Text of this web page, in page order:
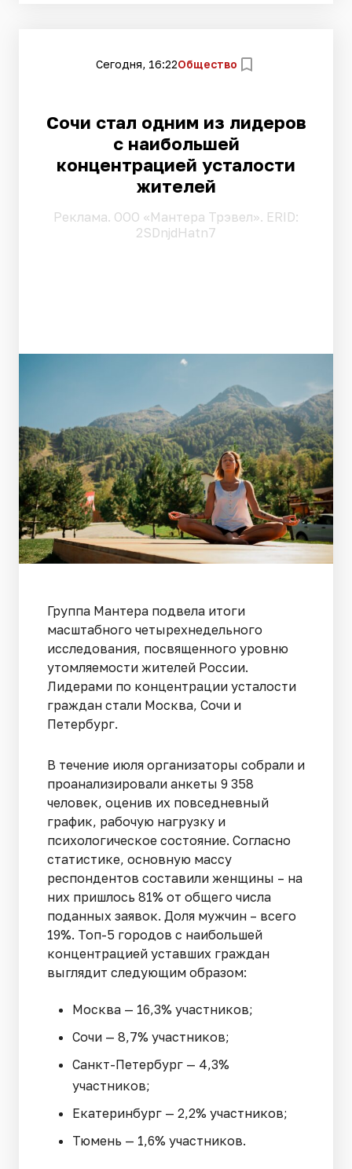
Сегодня, 16:22Общество
Сочи стал одним из лидеров
с наибольшей
концентрацией усталости
жителей
Pеклама. ООО «Мантера Трэвел». ERID:
2SDnjdHatn7
Группа Мантера подвела итоги
масштабного четырехнедельного
исследования, посвященного уровню
утомляемости жителей России.
Лидерами по концентрации усталости
граждан стали Москва, Сочи и
Петербург.
В течение июля организаторы собрали и
проанализировали анкеты 9 358
человек, оценив их повседневный
график, рабочую нагрузку и
психологическое состояние. Согласно
статистике, основную массу
респондентов составили женщины – на
них пришлось 81% от общего числа
поданных заявок. Доля мужчин – всего
19%. Топ-5 городов с наибольшей
концентрацией уставших граждан
выглядит следующим образом:
Москва — 16,3% участников;
Сочи — 8,7% участников;
Санкт-Петербург — 4,3%
участников;
Екатеринбург — 2,2% участников;
Тюмень — 1,6% участников.